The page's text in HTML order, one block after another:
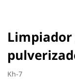
Limpiador
Kh-7
Saltar
al
comienzo
de
la